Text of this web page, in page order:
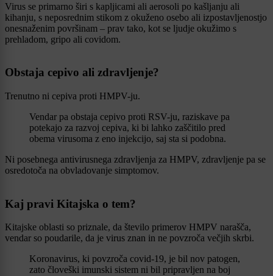
Virus se primarno širi s kapljicami ali aerosoli po kašljanju ali
kihanju, s neposrednim stikom z okuženo osebo ali izpostavljenostjo
onesnaženim površinam – prav tako, kot se ljudje okužimo s
prehladom, gripo ali covidom.
Obstaja cepivo ali zdravljenje?
Trenutno ni cepiva proti HMPV-ju.
Vendar pa obstaja cepivo proti RSV-ju, raziskave pa
potekajo za razvoj cepiva, ki bi lahko zaščitilo pred
obema virusoma z eno injekcijo, saj sta si podobna.
Ni posebnega antivirusnega zdravljenja za HMPV, zdravljenje pa se
osredotoča na obvladovanje simptomov.
Kaj pravi Kitajska o tem?
Kitajske oblasti so priznale, da število primerov HMPV narašča,
vendar so poudarile, da je virus znan in ne povzroča večjih skrbi.
Koronavirus, ki povzroča covid-19, je bil nov patogen,
zato človeški imunski sistem ni bil pripravljen na boj